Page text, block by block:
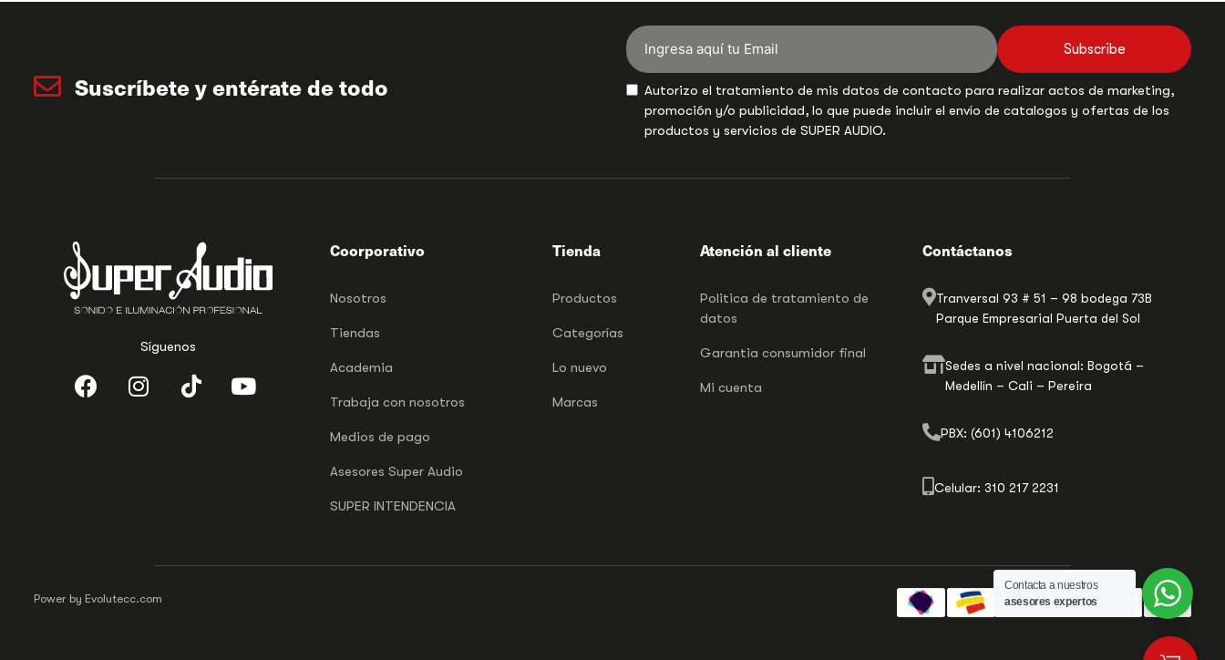
Suscríbete y entérate de todo
Subscribe
Autorizo el tratamiento de mis datos de contacto para realizar actos de marketing,
promoción y/o publicidad, lo que puede incluir el envío de catalogos y ofertas de los
productos y servicios de SUPER AUDIO.
Síguenos
Coorporativo
Nosotros
Tiendas
Academia
Trabaja con nosotros
Medios de pago
Asesores Super Audio
SUPER INTENDENCIA
Tienda
Productos
Categorías
Lo nuevo
Marcas
Atención al cliente
Politica de tratamiento de
datos
Garantia consumidor final
Mi cuenta
Contáctanos
Tranversal 93 # 51 – 98 bodega 73B
Parque Empresarial Puerta del Sol
Sedes a nivel nacional: Bogotá –
Medellín – Cali – Pereira
PBX: (601) 4106212
Celular: 310 217 2231
Power by Evolutecc.com
Contacta a nuestros
asesores expertos